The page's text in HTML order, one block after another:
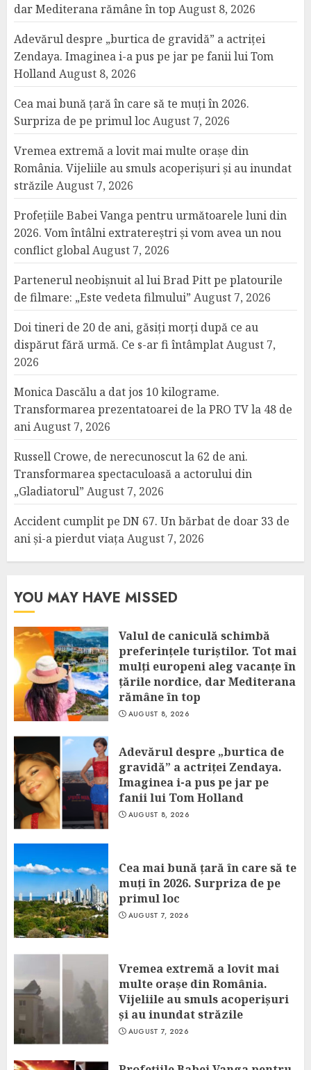
dar Mediterana rămâne în top August 8, 2026
Adevărul despre „burtica de gravidă” a actriței
Zendaya. Imaginea i-a pus pe jar pe fanii lui Tom
HollandAugust 8, 2026
Cea mai bună țară în care să te muți în 2026.
Surpriza de pe primul locAugust 7, 2026
Vremea extremă a lovit mai multe orașe din
România. Vijeliile au smuls acoperișuri și au inundat
străzile August 7, 2026
Profețiile Babei Vanga pentru următoarele luni din
2026. Vom întâlni extratereștri și vom avea un nou
conflict globalAugust 7, 2026
Partenerul neobișnuit al lui Brad Pitt pe platourile
de filmare: „Este vedeta filmului” August 7, 2026
Doi tineri de 20 de ani, găsiți morți după ce au
dispărut fără urmă. Ce s-ar fi întâmplatAugust 7,
2026
Monica Dascălu a dat jos 10 kilograme.
Transformarea prezentatoarei de la PRO TV la 48 de
aniAugust 7, 2026
Russell Crowe, de nerecunoscut la 62 de ani.
Transformarea spectaculoasă a actorului din
„Gladiatorul” August 7, 2026
Accident cumplit pe DN 67. Un bărbat de doar 33 de
ani și-a pierdut viațaAugust 7, 2026
YOU MAY HAVE MISSED
Valul de caniculă schimbă
preferințele turiștilor. Tot mai
mulți europeni aleg vacanțe în
țările nordice, dar Mediterana
rămâne în top
AUGUST 8, 2026
Adevărul despre „burtica de
gravidă” a actriței Zendaya.
Imaginea i-a pus pe jar pe
fanii lui Tom Holland
AUGUST 8, 2026
Cea mai bună țară în care să te
muți în 2026. Surpriza de pe
primul loc
AUGUST 7, 2026
Vremea extremă a lovit mai
multe orașe din România.
Vijeliile au smuls acoperișuri
și au inundat străzile
AUGUST 7, 2026